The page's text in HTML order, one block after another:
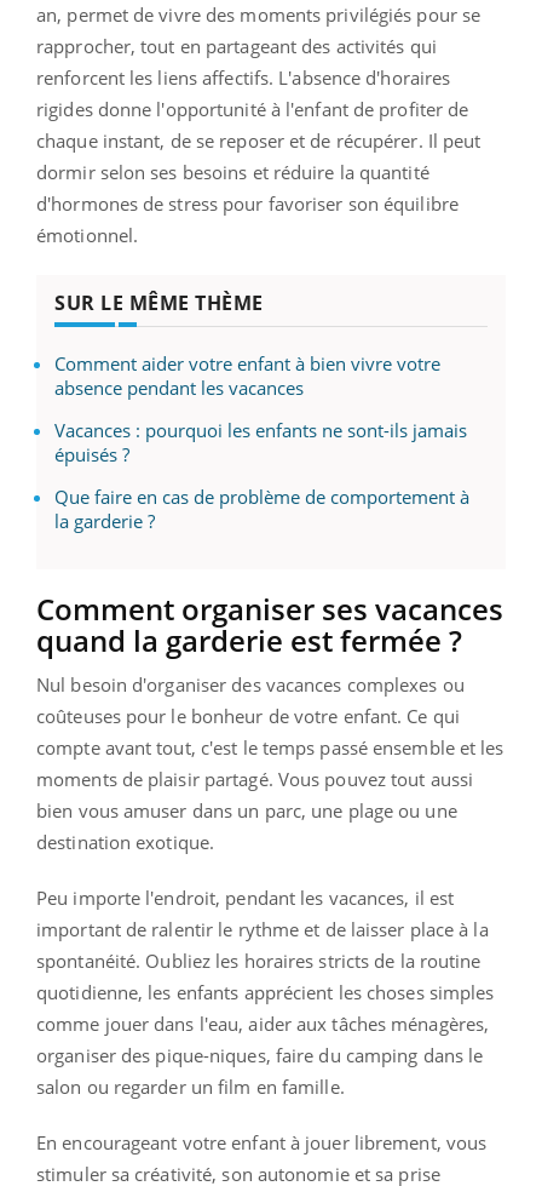
an, permet de vivre des moments privilégiés pour se
rapprocher, tout en partageant des activités qui
renforcent les liens affectifs. L'absence d'horaires
rigides donne l'opportunité à l'enfant de profiter de
chaque instant, de se reposer et de récupérer. Il peut
dormir selon ses besoins et réduire la quantité
d'hormones de stress pour favoriser son équilibre
émotionnel.
SUR LE MÊME THÈME
Comment aider votre enfant à bien vivre votre
absence pendant les vacances
Vacances : pourquoi les enfants ne sont-ils jamais
épuisés ?
Que faire en cas de problème de comportement à
la garderie ?
Comment organiser ses vacances
quand la garderie est fermée ?
Nul besoin d'organiser des vacances complexes ou
coûteuses pour le bonheur de votre enfant. Ce qui
compte avant tout, c'est le temps passé ensemble et les
moments de plaisir partagé. Vous pouvez tout aussi
bien vous amuser dans un parc, une plage ou une
destination exotique.
Peu importe l'endroit, pendant les vacances, il est
important de ralentir le rythme et de laisser place à la
spontanéité. Oubliez les horaires stricts de la routine
quotidienne, les enfants apprécient les choses simples
comme jouer dans l'eau, aider aux tâches ménagères,
organiser des pique-niques, faire du camping dans le
salon ou regarder un film en famille.
En encourageant votre enfant à jouer librement, vous
stimuler sa créativité, son autonomie et sa prise